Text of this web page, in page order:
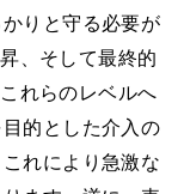
りと守る必要が
、そして最終的
れらのレベルへ
的とした介入の
れにより急激な